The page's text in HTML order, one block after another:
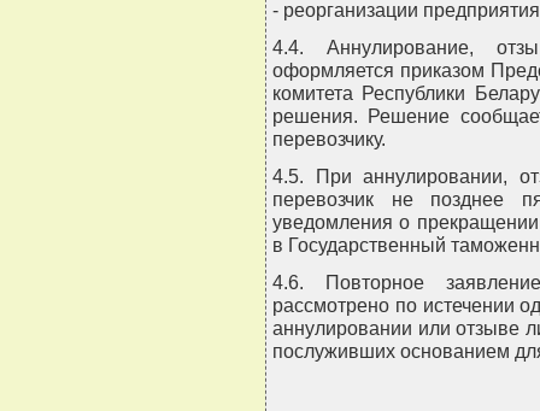
- реорганизации
4.4. Аннулирование,
оформляется приказом
комитета Республики
решения. Решение
перевозчику.
4.5. При аннулировании,
перевозчик не позднее
уведомления о
в Государственный
4.6. Повторное
рассмотрено по истечении
аннулировании или отзыве
послуживших основанием